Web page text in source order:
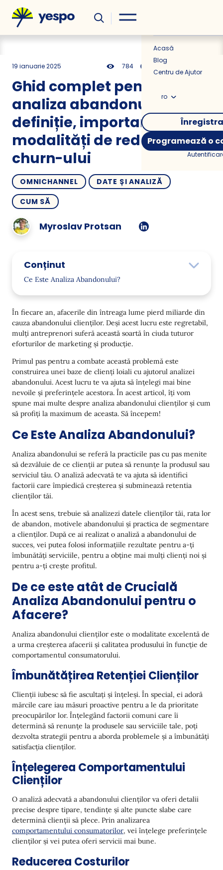
Acasă
Blog
Centru de Ajutor
ro
Programează o
19 ianuarie 2025 784 19 min
OMNICHANNEL
DATE ȘI ANALIZĂ
CUM SĂ
Ghid complet pentru
analiza abandonului:
definiție, importanță și 5
modalități de reducere a
churn-ului
Myroslav Protsan
Conținut
Ce Este Analiza Abandonului?
De ce este atât de Crucială Analiza Abandonului
pentru o Afacere?
Îmbunătățirea Retenției Clienților
Înțelegerea Comportamentului Clienților
Reducerea Costurilor
Îmbunătățirea Eficacității Marketingului
Cresterea Profitabilității
Consolidarea Relațiilor cu Clienții
Obținerea unui Avantaj Competitiv
Informarea Dezvoltării Produsului
Motivele Principale pentru Renunțarea Clienților
O Experiență Client Deficitară
Preturi Ridicate
Presiuni Competitoriale
Demografia și Ciclu de Viață al Clienților
Definiți-vă Obiectivele și Scopurile
Colectați și Pregătiți-vă Datele
Segmentează-ți Clienții
Analizează Comportamentul Clienților și
Identifică Indicatorii de Abandon
Calculează Rata de Abandon și Monitorizează
Efectuează Analiza Cauzelor Rădăcină
Dezvoltă și Implementează Strategii de Reducere
a Abandonului
Monitorizează și Evaluează Rezultatele
5 Modalități de a Reduce Abandonul Clienților
Îmbunătățește Satisfacția Clienților cu Experiențe
Personalizate
Studiați Clienții Loiali pentru a Reproduce
Istoricul lor de Succes
Abordați Proactiv Îngrijorările Clienților
Optimizați Prețurile și Facturarea
În fiecare an, afacerile din întreaga lume pierd miliarde din
cauza abandonului clienților. Deși acest lucru este regretabil,
mulți antreprenori suferă această soartă în ciuda tuturor
eforturilor de marketing și producție.
Primul pas pentru a combate această problemă este
construirea unei baze de clienți loiali cu ajutorul analizei
abandonului. Acest lucru te va ajuta să înțelegi mai bine
nevoile și preferințele acestora. În acest articol, îți vom
spune mai multe despre analiza abandonului clienților și cum
să profiți la maximum de aceasta. Să începem!
Ce Este Analiza Abandonului?
Analiza abandonului se referă la practicile pas cu pas menite
să dezvăluie de ce clienții ar putea să renunțe la produsul sau
serviciul tău. O analiză adecvată te va ajuta să identifici
factorii care împiedică creșterea și subminează retentia
clienților tăi.
În acest sens, trebuie să analizezi datele clienților tăi, rata lor
de abandon, motivele abandonului și practica de segmentare
a clienților. După ce ai realizat o analiză a abandonului de
succes, vei putea folosi informațiile rezultate pentru a-ți
îmbunătăți serviciile, pentru a obține mai mulți clienți noi și
pentru a-ți crește profitul.
De ce este atât de Crucială
Analiza Abandonului pentru o
Afacere?
Analiza abandonului clienților este o modalitate excelentă de
a urma creșterea afacerii și calitatea produsului în funcție de
comportamentul consumatorului.
Îmbunătățirea Retenției Clienților
Clienții iubesc să fie ascultați și înțeleși. În special, ei adoră
mărcile care iau măsuri proactive pentru a le da prioritate
preocupărilor lor. Înțelegând factorii comuni care îi
determină să renunțe la produsele sau serviciile tale, poți
dezvolta strategii pentru a aborda problemele și a îmbunătăți
satisfacția clienților.
Înțelegerea Comportamentului
Clienților
O analiză adecvată a abandonului clienților va oferi detalii
precise despre tipare, tendințe și alte puncte slabe care
determină clienții să plece. Prin analizarea
comportamentului consumatorilor, vei înțelege preferințele
clienților și vei putea oferi servicii mai bune.
Reducerea Costurilor